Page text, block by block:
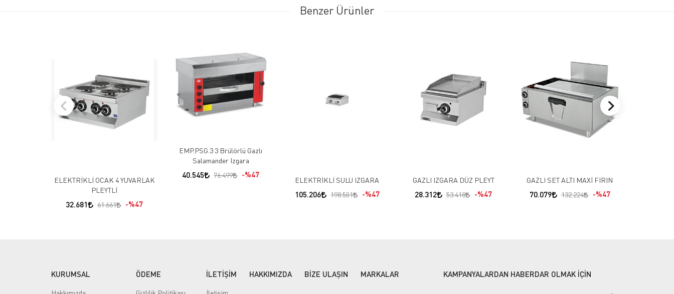
Benzer Ürünler
ELEKTRİKLİ OCAK 4 YUVARLAK
PLEYTLİ
32.681 61.661 %47
EMP.PSG.3 3 Brülörlü Gazlı
Salamander Izgara
40.545 76.499 %47
ELEKTRİKLİ SULU IZGARA
105.206 198.501 %47
GAZLI IZGARA DÜZ PLEYT
28.312 53.418 %47
GAZLI SET ALTI MAXİ FIRIN
70.079 132.224 %47
KURUMSAL ÖDEME İLETİŞİM HAKKIMIZDA BİZE ULAŞIN MARKALAR KAMPANYALARDAN HABERDAR OLMAK İÇİN